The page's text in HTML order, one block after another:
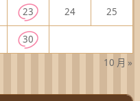
10 月 »
23 24 25
30